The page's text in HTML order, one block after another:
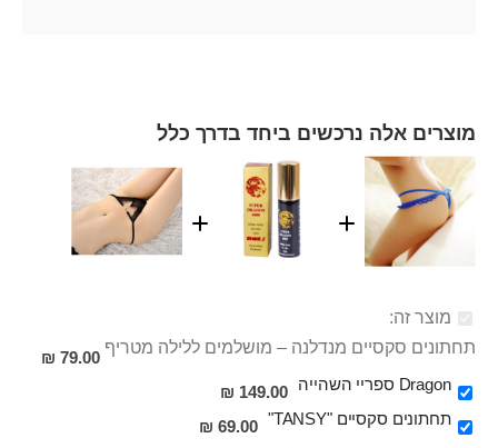
מוצרים אלה נרכשים ביחד בדרך כלל
מוצר זה:
תחתונים סקסיים מנדלנה – מושלמים ללילה מטריף
79.00 ₪
Dragon ספריי השהייה
149.00 ₪
תחתונים סקסיים "TANSY"
69.00 ₪